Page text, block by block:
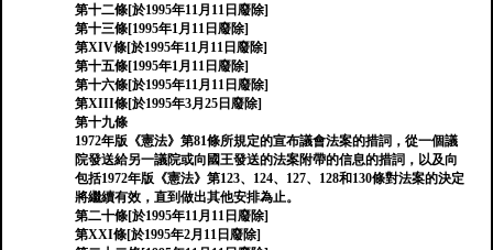
第十二條[於1995年11月11日廢除]
第十三條[1995年1月11日廢除]
第XIV條[於1995年11月11日廢除]
第十五條[1995年1月11日廢除]
第十六條[於1995年11月11日廢除]
第XIII條[於1995年3月25日廢除]
第十九條
1972年版《憲法》第81條所規定的宣布議會法案的措詞，從一個議
院發送給另一議院或向國王發送的法案附帶的信息的措詞，以及向
包括1972年版《憲法》第123、124、127、128和130條對法案的決定
將繼續有效，直到做出其他安排為止。
第二十條[於1995年11月11日廢除]
第XXI條[於1995年2月11日廢除]